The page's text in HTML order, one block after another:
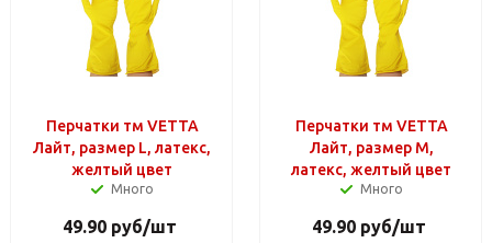
Перчатки тм VETTA
Лайт, размер L, латекс,
желтый цвет
Много
49.90 руб/шт
Перчатки тм VETTA
Лайт, размер M,
латекс, желтый цвет
Много
49.90 руб/шт